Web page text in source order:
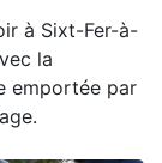
à Sixt-Fer-à-
la
emportée par